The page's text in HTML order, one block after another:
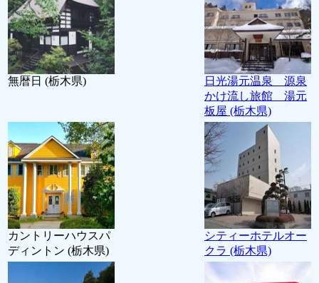
無暦日 (栃木県)
日光湯元温泉 源泉
かけ流し旅館 湯元
板屋 (栃木県)
カントリーハウスパ
ディントン (栃木県)
シティーホテルオー
クラ (栃木県)